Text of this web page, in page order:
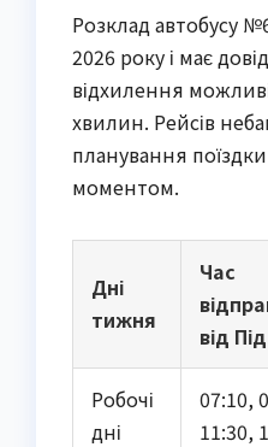
Розклад автобусу
2026 року і має
відхилення
хвилин. Рейсів
планування
моментом.
Дні
тижня
Час
від
Робочі
дні
07:10,
11:30,